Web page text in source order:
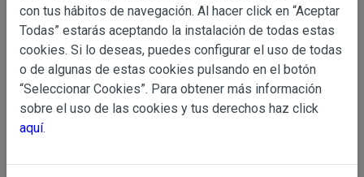
Información
Básica
sobre
de Datos
OBJETO
Las presentes Condiciones Generales regulan la
web www.perustocks.es, del que es titular ALBERT
YACARINE (en adelante, PERUSTOCKS).
La adquisición de cualesquiera de los productos
con tus hábitos de navegación. Al hacer click en “Aceptar
Todas” estarás aceptando la instalación de todas estas
cookies. Si lo deseas, puedes configurar el uso de todas
o de algunas de estas cookies pulsando en el botón
“Seleccionar Cookies”. Para obtener más información
sobre el uso de las cookies y tus derechos haz click
aquí.